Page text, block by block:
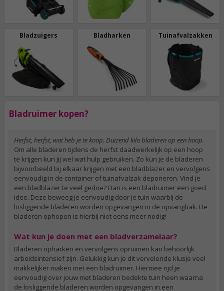
Bladzuigers Bladharken Tuinafvalzakken
Bladruimer kopen?
Herfst, herfst, wat heb je te koop. Duizend kilo bladeren op een hoop.
Om alle bladeren tijdens de herfst daadwerkelijk op een hoop
te krijgen kun jij wel wat hulp gebruiken. Zo kun je de bladeren
bijvoorbeeld bij elkaar krijgen met een bladblazer en vervolgens
eenvoudig in de container of tuinafvalzak deponeren. Vind je
een bladblazer te veel gedoe? Dan is een bladruimer een goed
idee. Deze beweeg je eenvoudig door je tuin waarbij de
losliggende bladeren worden opgevangen in de opvangbak. De
bladeren ophopen is hierbij niet eens meer nodig!
Wat kun je doen met een bladverzamelaar?
Bladeren opharken en vervolgens opruimen kan behoorlijk
arbeidsintensief zijn. Gelukkig kun je dit vervelende klusje veel
makkelijker maken met een bladruimer. Hiermee rijd je
eenvoudig over jouw met bladeren bedekte tuin heen waarna
de losliggende bladeren worden opgevangen in een